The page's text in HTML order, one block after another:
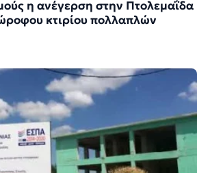
η ανέγερση στην Πτολεμαΐδα
κτιρίου πολλαπλών